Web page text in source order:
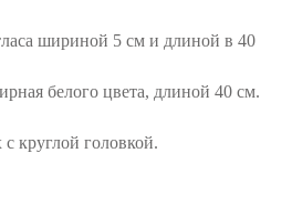
шириной 5 см и длиной в 40
белого цвета, длиной 40 см.
круглой головкой.